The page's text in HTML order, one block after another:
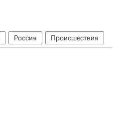
Россия Происшествия